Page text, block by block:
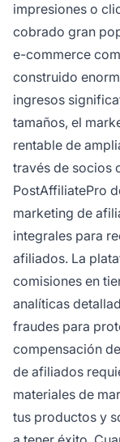
impresiones o
cobrado gran
e-commerce
construido
ingresos
tamaños, el
rentable de
través de socios
PostAffiliatePro
marketing de
integrales para
afiliados. La
comisiones en
analíticas
fraudes para
compensación
de afiliados
materiales de
tus productos y